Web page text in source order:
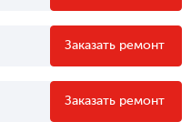
Заказать ремонт
Заказать ремонт